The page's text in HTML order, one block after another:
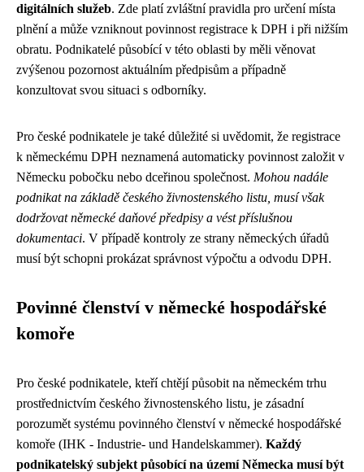
digitálních služeb. Zde platí zvláštní pravidla pro určení místa
plnění a může vzniknout povinnost registrace k DPH i při nižším
obratu. Podnikatelé působící v této oblasti by měli věnovat
zvýšenou pozornost aktuálním předpisům a případně
konzultovat svou situaci s odborníky.
Pro české podnikatele je také důležité si uvědomit, že registrace
k německému DPH neznamená automaticky povinnost založit v
Německu pobočku nebo dceřinou společnost. Mohou nadále
podnikat na základě českého živnostenského listu, musí však
dodržovat německé daňové předpisy a vést příslušnou
dokumentaci. V případě kontroly ze strany německých úřadů
musí být schopni prokázat správnost výpočtu a odvodu DPH.
Povinné členství v německé hospodářské
komoře
Pro české podnikatele, kteří chtějí působit na německém trhu
prostřednictvím českého živnostenského listu, je zásadní
porozumět systému povinného členství v německé hospodářské
komoře (IHK - Industrie- und Handelskammer). Každý
podnikatelský subjekt působící na území Německa musí být